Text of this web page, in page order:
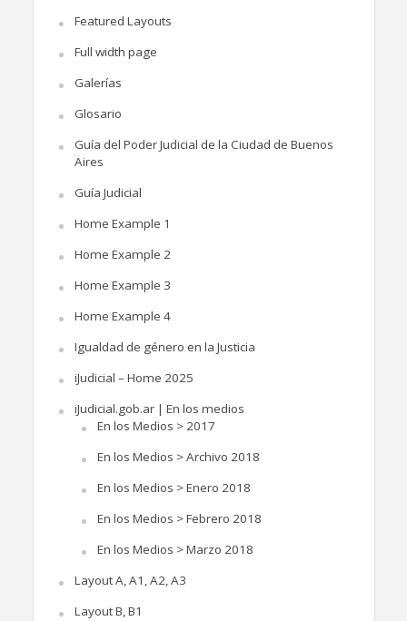
Featured Layouts
Full width page
Galerías
Glosario
Guía del Poder Judicial de la Ciudad de Buenos
Aires
Guía Judicial
Home Example 1
Home Example 2
Home Example 3
Home Example 4
Igualdad de género en la Justicia
iJudicial – Home 2025
iJudicial.gob.ar | En los medios
En los Medios > 2017
En los Medios > Archivo 2018
En los Medios > Enero 2018
En los Medios > Febrero 2018
En los Medios > Marzo 2018
Layout A, A1, A2, A3
Layout B, B1